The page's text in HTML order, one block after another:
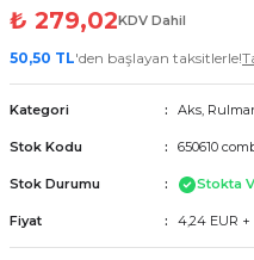
₺ 279,02KDV Dahil
50,50 TL'den başlayan taksitlerle!
Kategori Aks,
Stok Kodu 650610
Stok Durumu Stokta
Fiyat 4,24 EUR +